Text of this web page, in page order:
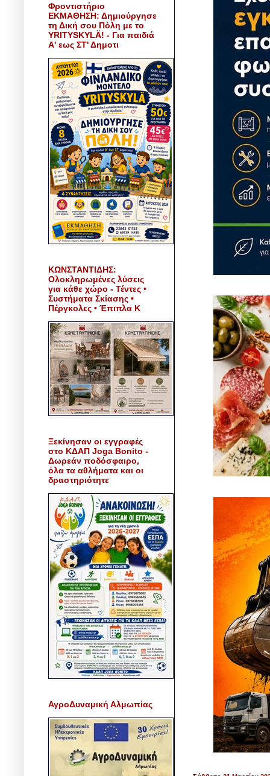
Φροντιστήριο
ΕΚΜΑΘΗΣΗ: Δημιούργησε
τη Δική σου Πόλη με το
YRITYSKYLÄ! - Για παιδιά
Α' εως ΣΤ' Δημοτι
ΚΩΝΣΤΑΝΤΙΔΗΣ:
Ολοκληρωμένες λύσεις
για κάθε χώρο - Τέντες •
Συστήματα Σκίασης •
Πέργκολες • Έπιπλα Κ
Ξεκίνησαν οι εγγραφές
στο ΚΔΑΠ Joga Bonito -
Δωρεάν ποδόσφαιρο,
όλα τα αθλήματα και οι
δραστηριότητε
ΑγροΔυναμική Αλμωπίας